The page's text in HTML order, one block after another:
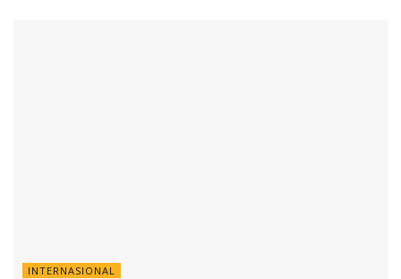
INTERNASIONAL